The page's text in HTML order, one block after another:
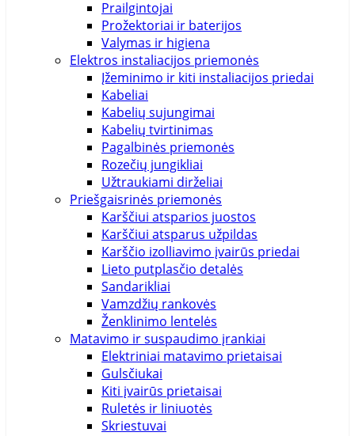
Prailgintojai
Prožektoriai ir baterijos
Valymas ir higiena
Elektros instaliacijos priemonės
Įžeminimo ir kiti instaliacijos priedai
Kabeliai
Kabelių sujungimai
Kabelių tvirtinimas
Pagalbinės priemonės
Rozečių jungikliai
Užtraukiami dirželiai
Priešgaisrinės priemonės
Karščiui atsparios juostos
Karščiui atsparus užpildas
Karščio izolliavimo įvairūs priedai
Lieto putplasčio detalės
Sandarikliai
Vamzdžių rankovės
Ženklinimo lentelės
Matavimo ir suspaudimo įrankiai
Elektriniai matavimo prietaisai
Gulsčiukai
Kiti įvairūs prietaisai
Ruletės ir liniuotės
Skriestuvai